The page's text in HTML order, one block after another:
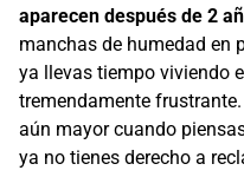
aparecen después de 2
manchas de humedad en
ya llevas tiempo viviendo
tremendamente
aún mayor cuando
ya no tienes derecho a